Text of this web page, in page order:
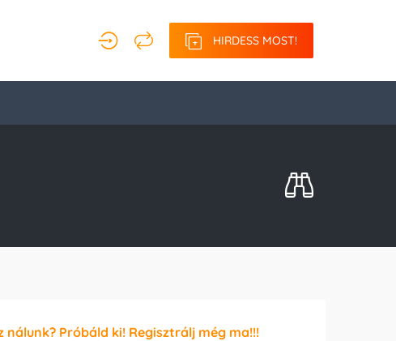
HIRDESS MOST!
Próbáld ki! Regisztrálj még ma!!!